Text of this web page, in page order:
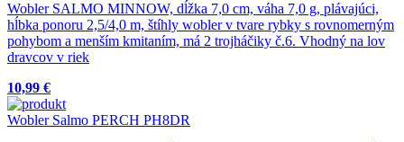
Wobler SALMO MINNOW, dĺžka 7,0 cm, váha 7,0 g, plávajúci,
hĺbka ponoru 2,5/4,0 m, štíhly wobler v tvare rybky s rovnomerným
pohybom a menším kmitaním, má 2 trojháčiky č.6. Vhodný na lov
dravcov v riek
10,99 €
Wobler Salmo PERCH PH8DR